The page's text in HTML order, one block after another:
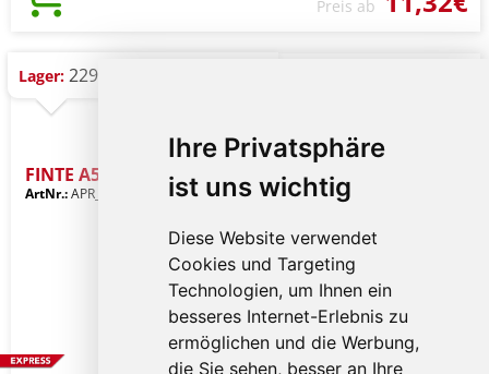
Ihre Privatsphäre
ist uns wichtig
Diese Website verwendet
Cookies und Targeting
Technologien, um Ihnen ein
besseres Internet-Erlebnis zu
ermöglichen und die Werbung,
die Sie sehen, besser an Ihre
Preis ab
Lager: 229 St.
FINTE A5 PU-Portfolio
ArtNr.:APR_116249